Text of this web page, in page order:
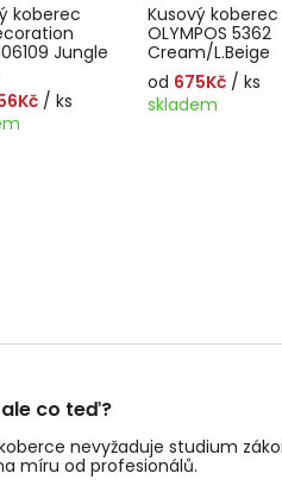
koberec
Jungle
/ ks
Kusový koberec
OLYMPOS 5362
Cream/L.Beige
od 675Kč / ks
skladem
co teď?
nevyžaduje studium
míru od profesionálů.